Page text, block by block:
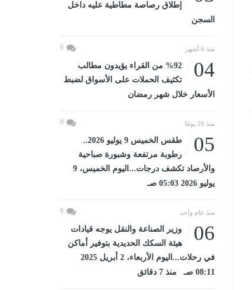
إطلاق رصاصة مطاطية عليه داخل
السجن
منذ 6 أشهر 0
04
%92 من القراء يؤيدون مطالب
تكثيف الحملات على الأسواق لضبط
الأسعار خلال شهر رمضان
منذ 29 يومًا 0
05
طقس الخميس 9 يوليو 2026..
رطوبة مرتفعة وشبورة صباحية
والأرصاد تكشف درجات...اليوم الخميس، 9
يوليو 2026 05:03 صـ
منذ عام واحد 0
06
وزير الصناعة والنقل يوجه قيادات
هيئة السكك الحديدية بتوفير أماكن
في رحلات...اليوم الأربعاء، 2 أبريل 2025
08:11 صـ منذ 7 دقائق